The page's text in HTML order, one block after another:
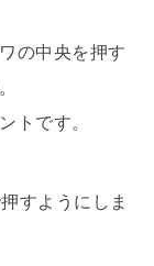
の中央を押す
トです。
すようにしま